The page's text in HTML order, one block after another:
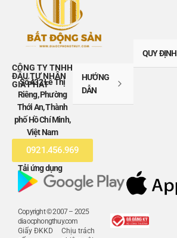
CÔNG TY TNHH
ĐẦU TƯ NHÂN
GIA PHÁT
Số 432 Lê Thị
Riêng, Phường
Thới An, Thành
phố Hồ Chí Minh,
Việt Nam
0921.456.969
HƯỚNG
DẪN
QUY ĐỊNH
Tải ứng dụng
Copyright © 2007 – 2025
diaocphongthuy.com
Giấy ĐKKD
Chịu trách